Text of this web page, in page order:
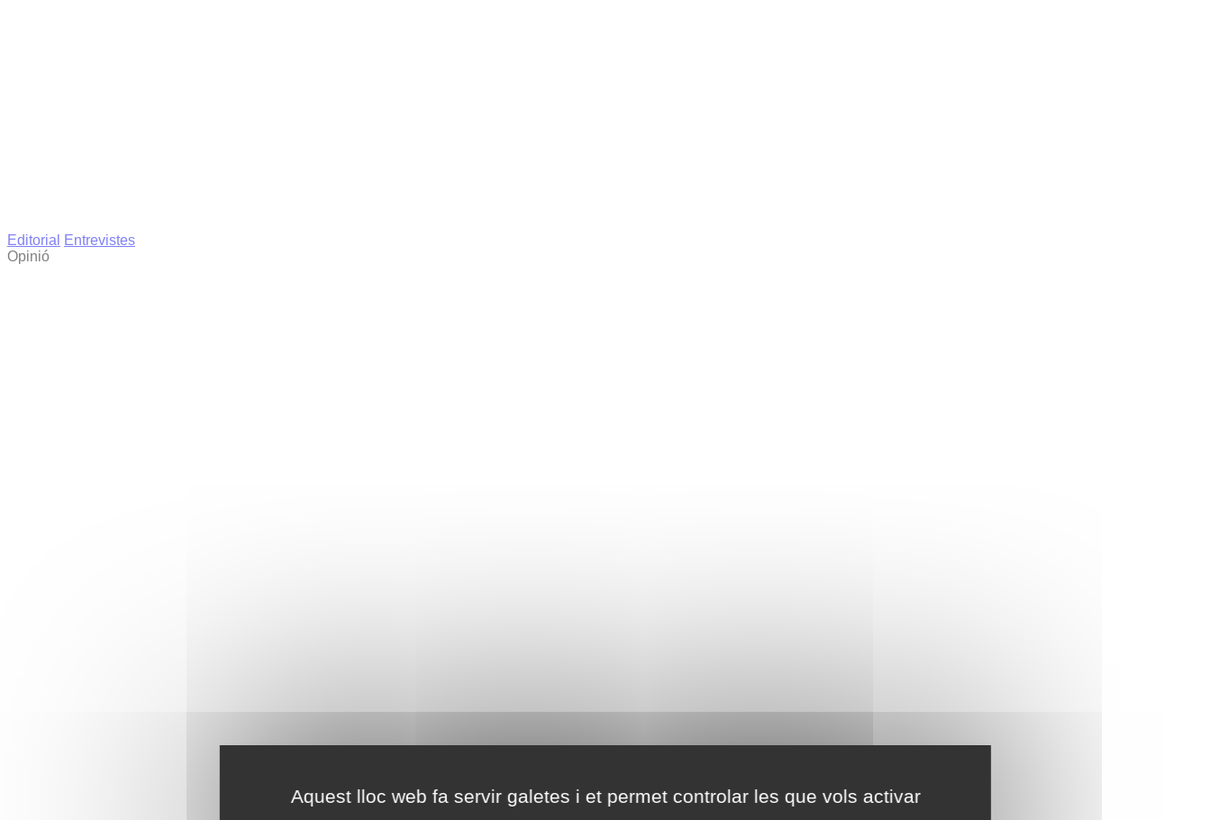
Aquest lloc web fa servir galetes i et permet controlar les que vols activar
Editorial
Entrevistes
Opinió